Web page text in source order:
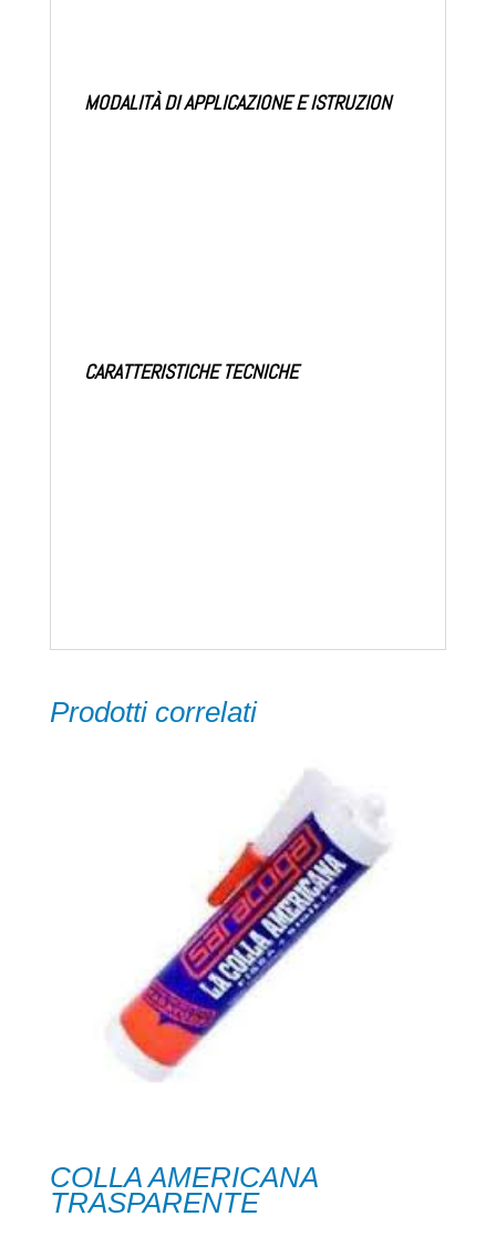
MODALITÀ DI APPLICAZIONE E ISTRUZIONI
CARATTERISTICHE TECNICHE
Prodotti correlati
COLLA AMERICANA
TRASPARENTE